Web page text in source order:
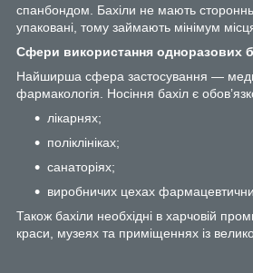
спанбондом. Бахіли не мають
упаковані, тому займають мінімум
Сфери використання одноразових
Найширша сфера застосування —
фармакологія. Носіння бахіл є
лікарнях;
поліклініках;
санаторіях;
виробничих цехах
Також бахіли необхідні в харчовій
краси, музеях та приміщеннях із